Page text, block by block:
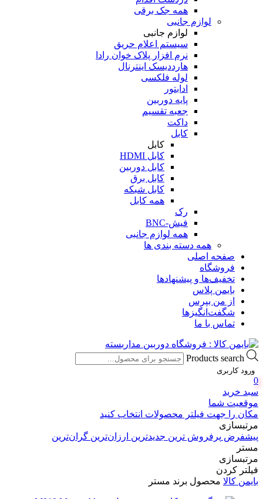
همه جک برقی
لوازم جانبی
لوازم جانبی
سیستم اعلام حریق
نرم افزار پلاک خوان رادا
هارددیسک اینترنال
لوله فلکسی
ادابتور
پایه دوربین
جعبه تقسیم
داکت
کابل
کابل
کابل HDMI
کابل دوربین
کابل برق
کابل شبکه
همه کابل
رک
فیش-BNC
همه لوازم جانبی
همه دسته بندی ها
صفحه اصلی
فروشگاه
تخفیف‌ها و پیشنهادها
بایمن پلاس
از من بپرس
شگفت‌انگیزها
تماس با ما
Products search
ورود کاربری
0
سبد خرید
موقعیت شما
مکان را جهت فیلتر محصولات انتخاب کنید
مرتبسازی
پیشفرض پرفروش ترین جدیدترین ارزان‌ترین گران‌ترین
مستر
مرتبسازی
فیلتر کردن
بایمن کالا محصول برند مستر